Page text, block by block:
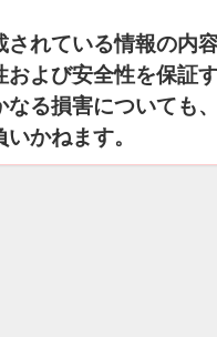
れている情報の内
および安全性を保証
る損害についても
かねます。